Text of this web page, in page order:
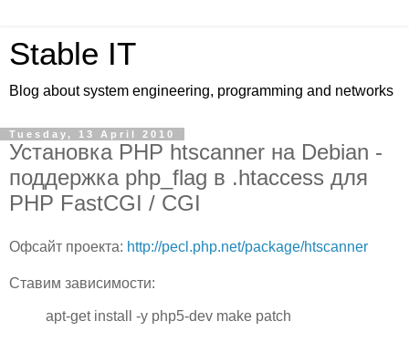
Stable IT
Blog about system engineering, programming and networks
Tuesday, 13 April 2010
Установка PHP htscanner на Debian -
поддержка php_flag в .htaccess для
PHP FastCGI / CGI
Офсайт проекта: http://pecl.php.net/package/htscanner
Ставим зависимости:
apt-get install -y php5-dev make patch